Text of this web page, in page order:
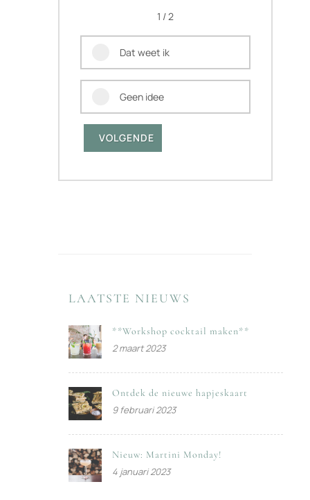
1 / 2
Dat weet ik
Geen idee
VOLGENDE
LAATSTE NIEUWS
**Workshop cocktail maken**
2 maart 2023
Ontdek de nieuwe hapjeskaart
9 februari 2023
Nieuw: Martini Monday!
4 januari 2023